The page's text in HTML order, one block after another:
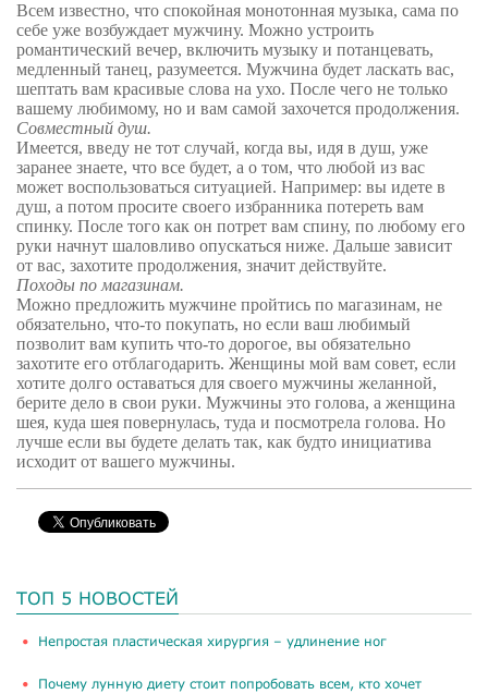
Всем известно, что спокойная монотонная музыка, сама по
себе уже возбуждает мужчину. Можно устроить
романтический вечер, включить музыку и потанцевать,
медленный танец, разумеется. Мужчина будет ласкать вас,
шептать вам красивые слова на ухо. После чего не только
вашему любимому, но и вам самой захочется продолжения.
Совместный душ.
Имеется, введу не тот случай, когда вы, идя в душ, уже
заранее знаете, что все будет, а о том, что любой из вас
может воспользоваться ситуацией. Например: вы идете в
душ, а потом просите своего избранника потереть вам
спинку. После того как он потрет вам спину, по любому его
руки начнут шаловливо опускаться ниже. Дальше зависит
от вас, захотите продолжения, значит действуйте.
Походы по магазинам.
Можно предложить мужчине пройтись по магазинам, не
обязательно, что-то покупать, но если ваш любимый
позволит вам купить что-то дорогое, вы обязательно
захотите его отблагодарить. Женщины мой вам совет, если
хотите долго оставаться для своего мужчины желанной,
берите дело в свои руки. Мужчины это голова, а женщина
шея, куда шея повернулась, туда и посмотрела голова. Но
лучше если вы будете делать так, как будто инициатива
исходит от вашего мужчины.
ТОП 5 НОВОСТЕЙ
​Непростая пластическая хирургия – удлинение ног
Почему лунную диету стоит попробовать всем, кто хочет